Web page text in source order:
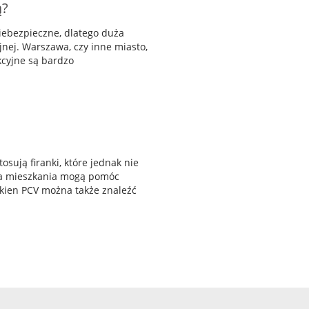
dlatego duża
Warszawa, czy inne miasto,
są bardzo
firanki, które jednak nie
mogą pomóc
PCV można także znaleźć